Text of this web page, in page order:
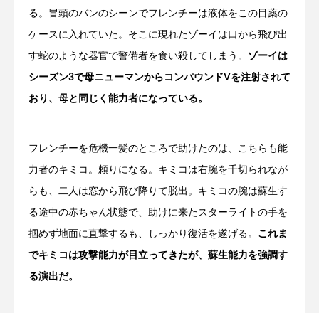
る。冒頭のバンのシーンでフレンチーは液体をこの目薬の
ケースに入れていた。そこに現れたゾーイは口から飛び出
す蛇のような器官で警備者を食い殺してしまう。 ゾーイは
シーズン3で母ニューマンからコンパウンドVを注射されて
おり、母と同じく能力者になっている。
フレンチーを危機一髪のところで助けたのは、こちらも能
力者のキミコ。頼りになる。キミコは右腕を千切られなが
らも、二人は窓から飛び降りて脱出。キミコの腕は蘇生す
る途中の赤ちゃん状態で、助けに来たスターライトの手を
掴めず地面に直撃するも、しっかり復活を遂げる。 これま
でキミコは攻撃能力が目立ってきたが、蘇生能力を強調す
る演出だ。